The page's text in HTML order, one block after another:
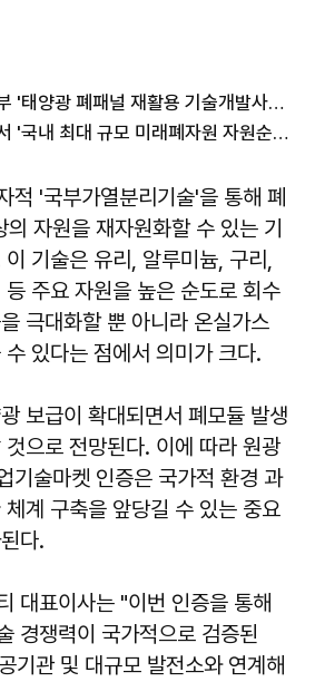
원광에스앤티, 환경부 '태양광 폐패널 재활용 기술개발사업' 선정
원광에스앤티, 나주서 '국내 최대 규모 미래폐자원 자원순환센터' 기공식 개최
적 '국부가열분리기술'을 통해 폐
자원을 재자원화할 수 있는 기
기술은 유리, 알루미늄, 구리,
주요 자원을 높은 순도로 회수
극대화할 뿐 아니라 온실가스
있다는 점에서 의미가 크다.
보급이 확대되면서 폐모듈 발생
으로 전망된다. 이에 따라 원광
기술마켓 인증은 국가적 환경 과
계 구축을 앞당길 수 있는 중요
다.
대표이사는 "이번 인증을 통해
경쟁력이 국가적으로 검증된
기관 및 대규모 발전소와 연계해